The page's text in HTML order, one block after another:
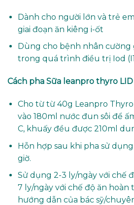
Dành cho người lớn và trẻ
giai đoạn ăn kiêng i-ốt
Dùng cho bệnh nhân cường
trong quá trình điều trị Iod
Cách pha Sữa leanpro thyro
Cho từ từ 40g Leanpro
vào 180ml nước đun sôi để
C, khuấy đều được 210ml
Hỗn hợp sau khi pha sử
giờ.
Sử dụng 2-3 ly/ngày với chế
7 ly/ngày với chế độ ăn hoàn
hướng dẫn của bác sỹ/